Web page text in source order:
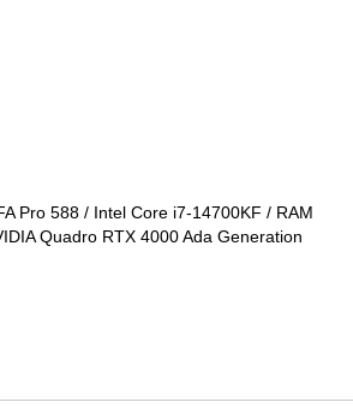
Pro 588 / Intel Core i7-14700KF / RAM
Quadro RTX 4000 Ada Generation